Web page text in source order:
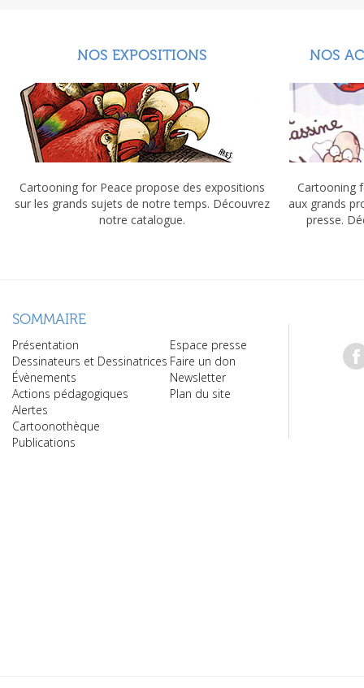
NOS EXPOSITIONS
Cartooning for Peace propose des expositions
sur les grands sujets de notre temps. Découvrez
notre catalogue.
NOS
Cartooning
aux grands
presse.
SOMMAIRE
Présentation
Dessinateurs et Dessinatrices
Évènements
Actions pédagogiques
Alertes
Cartoonothèque
Publications
Espace presse
Faire un don
Newsletter
Plan du site